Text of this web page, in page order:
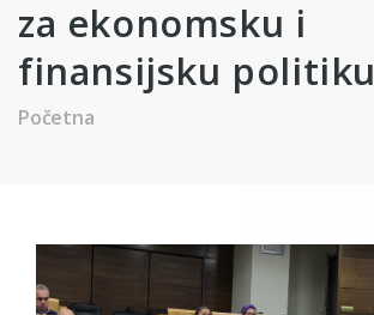
za ekonomsku i
finansijsku politiku
Početna